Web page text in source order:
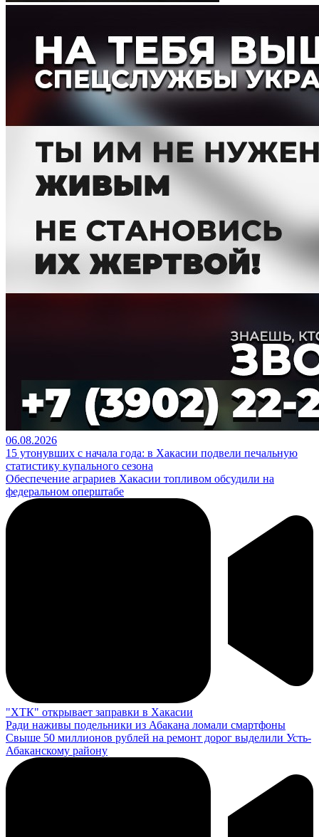
06.08.2026
15 утонувших с начала года: в Хакасии подвели печальную
статистику купального сезона
Обеспечение аграриев Хакасии топливом обсудили на
федеральном оперштабе
"ХТК" открывает заправки в Хакасии
Ради наживы подельники из Абакана ломали смартфоны
Свыше 50 миллионов рублей на ремонт дорог выделили Усть-
Абаканскому району